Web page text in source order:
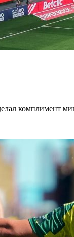
комплимент